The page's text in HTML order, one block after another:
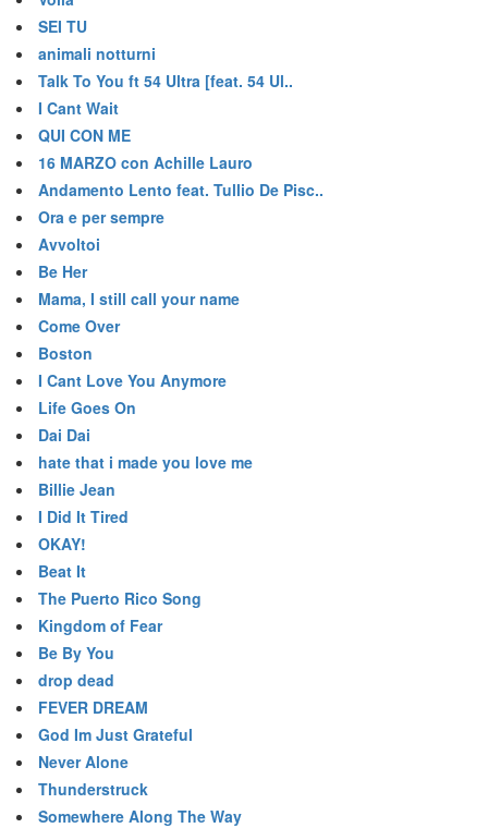
SEI TU
animali notturni
Talk To You ft 54 Ultra [feat. 54 Ul..
I Cant Wait
QUI CON ME
16 MARZO con Achille Lauro
Andamento Lento feat. Tullio De Pisc..
Ora e per sempre
Avvoltoi
Be Her
Mama, I still call your name
Come Over
Boston
I Cant Love You Anymore
Life Goes On
Dai Dai
hate that i made you love me
Billie Jean
I Did It Tired
OKAY!
Beat It
The Puerto Rico Song
Kingdom of Fear
Be By You
drop dead
FEVER DREAM
God Im Just Grateful
Never Alone
Thunderstruck
Somewhere Along The Way